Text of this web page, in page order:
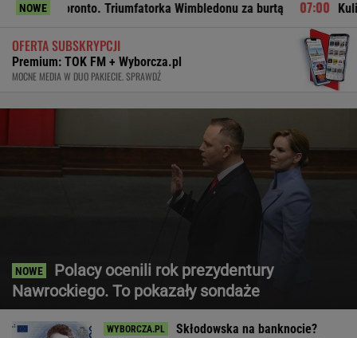
NOWETriumfatorka Wimbledonu za burtą Kulisy zmian
OFERTA SUBSKRYPCJI
Premium: TOK FM + Wyborcza.pl
MOCNE MEDIA W DUO PAKIECIE. SPRAWDŹ
Polacy ocenili rok prezydentury
Nawrockiego. To pokazały sondaże
Skłodowska na banknocie?